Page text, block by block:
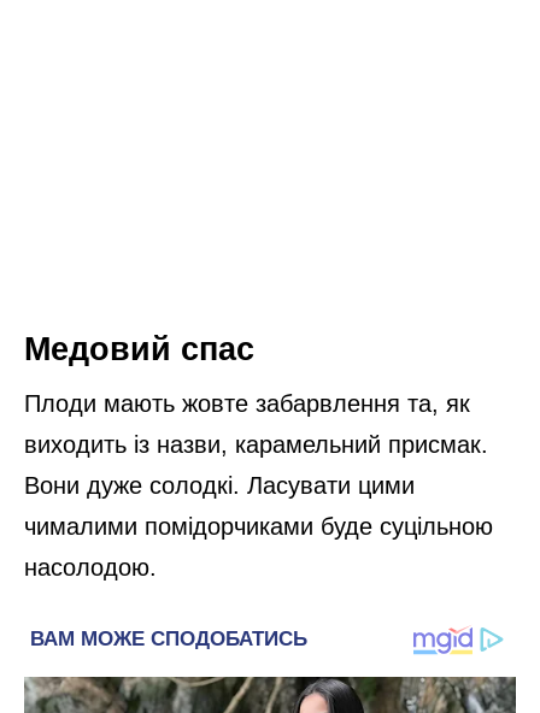
Медовий спас
Плоди мають жовте забарвлення та, як
виходить із назви, карамельний присмак.
Вони дуже солодкі. Ласувати цими
чималими помідорчиками буде суцільною
насолодою.